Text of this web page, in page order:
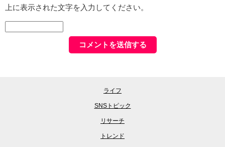
上に表示された文字を入力してください。
ライフ
SNSトピック
リサーチ
トレンド